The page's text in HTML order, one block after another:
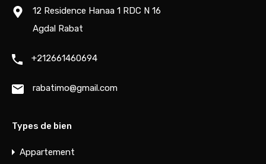
12 Residence Hanaa 1 RDC N 16
Agdal Rabat
+212661460694
rabatimo@gmail.com
Types de bien
Appartement